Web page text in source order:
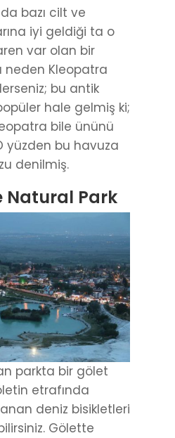
bazı cilt ve
iyi geldiği ta o
var olan bir
neden Kleopatra
bu antik
hale gelmiş ki;
bile ününü
yüzden bu havuza
denilmiş.
Natural Park
parkta bir gölet
etrafında
deniz bisikletleri
Gölette